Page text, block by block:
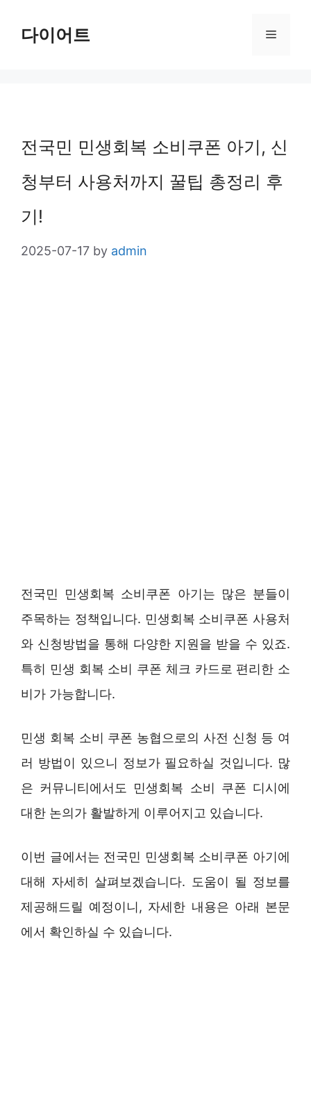
다이어트 Menu
전국민 민생회복 소비쿠폰 아기, 신
청부터 사용처까지 꿀팁 총정리 후
기!
2025-07-17 by admin
전국민 민생회복 소비쿠폰 아기는 많은 분들이
주목하는 정책입니다. 민생회복 소비쿠폰 사용처
와 신청방법을 통해 다양한 지원을 받을 수 있죠.
특히 민생 회복 소비 쿠폰 체크 카드로 편리한 소
비가 가능합니다.
민생 회복 소비 쿠폰 농협으로의 사전 신청 등 여
러 방법이 있으니 정보가 필요하실 것입니다. 많
은 커뮤니티에서도 민생회복 소비 쿠폰 디시에
대한 논의가 활발하게 이루어지고 있습니다.
이번 글에서는 전국민 민생회복 소비쿠폰 아기에
대해 자세히 살펴보겠습니다. 도움이 될 정보를
제공해드릴 예정이니, 자세한 내용은 아래 본문
에서 확인하실 수 있습니다.